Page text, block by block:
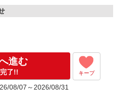
整もOKです！
進む
了!! キープ
08/07～2026/08/31